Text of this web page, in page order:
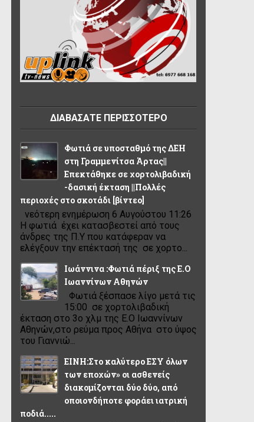
ΔΙΑΒΑΣΑΤΕ ΠΕΡΙΣΣΟΤΕΡΟ
Φωτιά σε υποσταθμό της ΔΕΗ
στη Γραμμενίτσα Άρτας||
Επεκτάθηκε σε χορτολιβαδική
-δασική έκταση ||Πολλές
περιοχές στο σκοτάδι [βίντεο]
νεότερη ενημέρωση 6 Αυγούστου 11:26
Η φωτιά έχει κατασβεστεί από τους
άνδρες της Π.Υ που κατάφεραν να
ελέγξουν την επέκτασή της σε χορτο...
Ιωάννινα :Φωτιά πέριξ της Ε.Ο
Ιωαννίνων Αθηνών
Φωτιά ξέσπασε λίγο μετά τις
15:00 σε χορτολιβαδική
έκταση στο 3ο χλμ της Ε.Ο Ιωαννίνων
Αθηνών,στο ρεύμα προς Αθήνα στο ύψος
του Γιαννιώ...
ΕΙΝΗ:Στο καλύτερο ΕΣΥ όλων
των εποχών» οι ασθενείς
διακομίζονται δύο δύο, από
οποιονδήποτε φοράει ιατρική
ποδιά.....